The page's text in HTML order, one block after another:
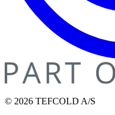
© 2026 TEFCOLD A/S